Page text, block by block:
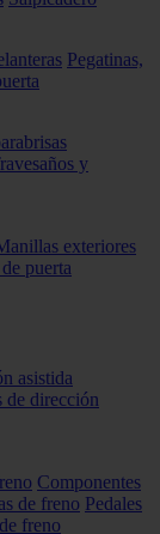
Pegatinas,
y
exteriores
puerta
asistida
de dirección
Componentes
de freno Pedales
freno